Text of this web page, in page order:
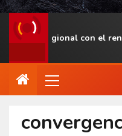
regional con el